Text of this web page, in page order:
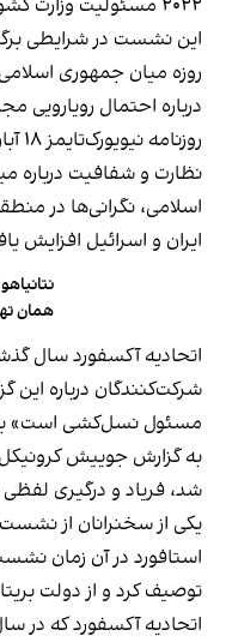
۲۰۲۲ مسئولیت وزارت کشور این نهاد را بر عهده داشت.
روزه میان جمهوری
درباره احتمال رویارویی
روزنامه نیویورک‌تایمز ۱۸ آبان
نظارت و شفافیت درباره
اسلامی، نگرانی‌ها در
ایران و اسرائیل افزایش
همان
اتحادیه آکسفورد سال
شرکت‌کنندگان درباره این
مسئول نسل‌کشی است» به
به گزارش جوییش
شد، فریاد و درگیری
یکی از سخنرانان از
استافورد در آن زمان
توصیف کرد و از دولت